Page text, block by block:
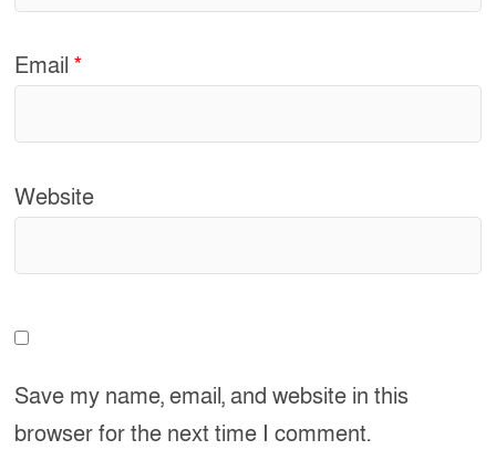
Email*
Website
Save my name, email, and website in this
browser for the next time I comment.